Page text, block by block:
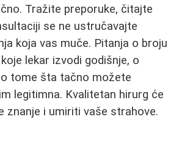
Tražite preporuke, čitajte
se ne ustručavajte
koja vas muče. Pitanja o broju
lekar izvodi godišnje, o
tome šta tačno možete
legitimna. Kvalitetan hirurg će
znanje i umiriti vaše strahove.